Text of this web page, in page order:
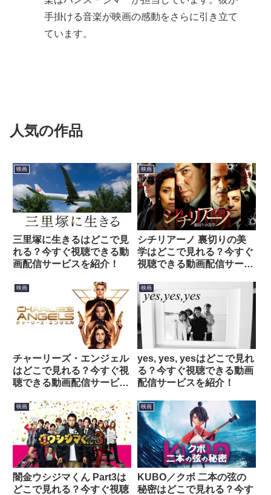
手掛ける音楽が映画の感動をさらに引き立て
ています。
人気の作品
映画
三里塚に生きるはどこで見
れる？今すぐ視聴できる動
画配信サービスを紹介！
映画
シチリアーノ 裏切りの美
学はどこで見れる？今すぐ
視聴できる動画配信サービ
映画
チャーリーズ・エンジェル
はどこで見れる？今すぐ視
聴できる動画配信サービス
映画
yes, yes, yesはどこで見れ
る？今すぐ視聴できる動画
配信サービスを紹介！
映画
闇金ウシジマくん Part3は
どこで見れる？今すぐ視聴
映画
KUBO／クボ 二本の弦の
秘密はどこで見れる？今す